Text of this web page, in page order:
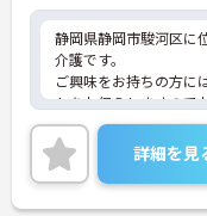
静岡県静岡市駿河区に
介護です。
ご興味をお持ちの方に
トをお伝えしますので
いませ。
詳細を見